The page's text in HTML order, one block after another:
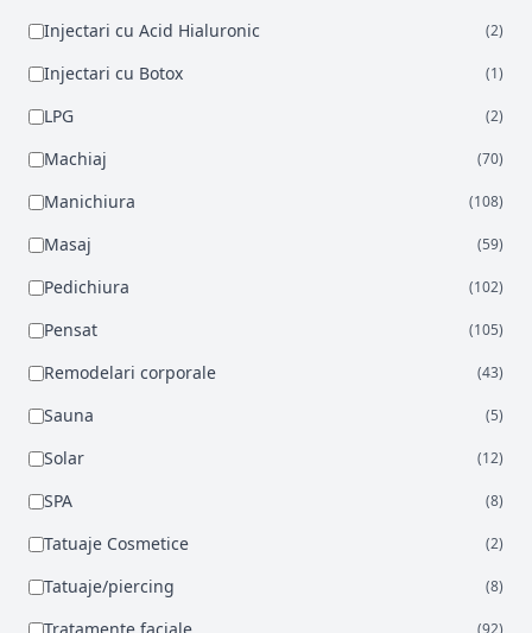
Injectari cu Acid Hialuronic (2)
Injectari cu Botox (1)
LPG (2)
Machiaj (70)
Manichiura (108)
Masaj (59)
Pedichiura (102)
Pensat (105)
Remodelari corporale (43)
Sauna (5)
Solar (12)
SPA (8)
Tatuaje Cosmetice (2)
Tatuaje/piercing (8)
(92)